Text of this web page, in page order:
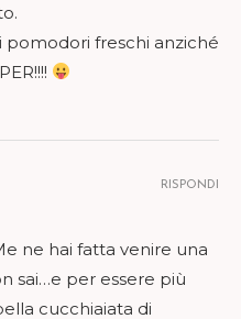
pomodori freschi anziché
ne hai fatta venire una
sai…e per essere più
cucchiaiata di
RISPONDI